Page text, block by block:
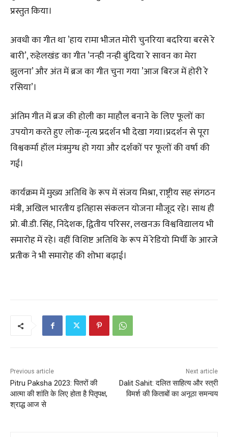
प्रस्तुत किया।
अवधी का गीत था ’हाय रामा भीजत मोरी चुनरिया बदरिया बरसे रे
बारी’, रुहेलखंड का गीत ’नन्ही नन्ही बुंदिया रे सावन का मेरा
झुलना’ और अंत में ब्रज का गीत चुना गया ’आज बिरज में होरी रे
रसिया’।
अंतिम गीत में ब्रज की होली का माहौल बनाने के लिए फूलों का
उपयोग करते हुए लोक-नृत्य प्रदर्शन भी देखा गया।प्रदर्शन से पूरा
विश्वकर्मा हॉल मंत्रमुग्ध हो गया और दर्शकों पर फूलों की वर्षा की
गई।
कार्यक्रम में मुख्य अतिथि के रूप में संजय मिश्रा, राष्ट्रीय सह संगठन
मंत्री, अखिल भारतीय इतिहास संकलन योजना मौजूद रहे। साथ ही
प्रो. बी.डी. सिंह, निदेशक, द्वितीय परिसर, लखनऊ विश्वविद्यालय भी
समारोह में रहे। वहीं विशिष्ट अतिथि के रूप में रेडियो मिर्ची के आरजे
प्रतीक ने भी समारोह की शोभा बढ़ाई।
Previous article
Pitru Paksha 2023: पितरों की
आत्मा की शांति के लिए होता है पितृपक्ष,
श्राद्ध आज से
Next article
Dalit Sahit: दलित साहित्य और स्त्री
विमर्श की किताबों का अनूठा समन्वय